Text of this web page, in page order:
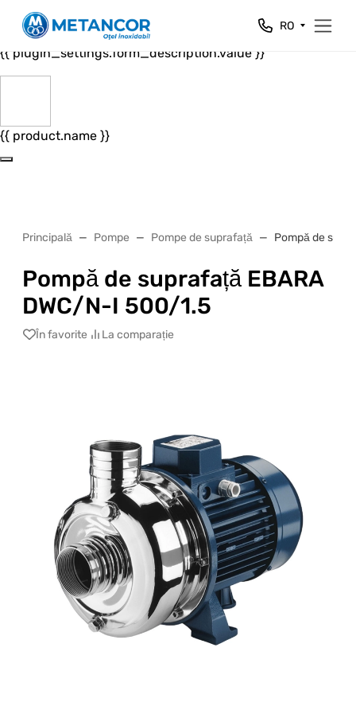
Close
{{ plugin_settings.form_header.value }}
{{ plugin_settings.form_description.value }}
{{ product.name }}
RO
Principală Pompe Pompe de suprafață Pompă de
Pompă de suprafață EBARA
DWC/N-I 500/1.5
În favorite La comparație